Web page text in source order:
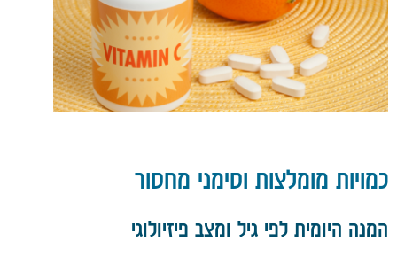
כמויות מומלצות וסימני מחסור
המנה היומית לפי גיל ומצב פיזיולוגי